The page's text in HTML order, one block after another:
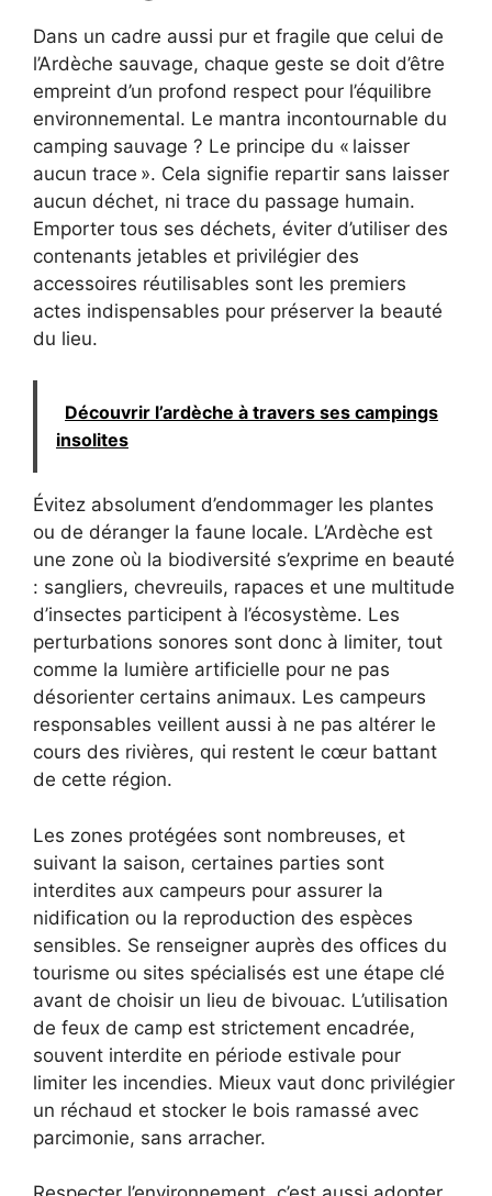
Dans un cadre aussi pur et fragile que celui de
l’Ardèche sauvage, chaque geste se doit d’être
empreint d’un profond respect pour l’équilibre
environnemental. Le mantra incontournable du
camping sauvage ? Le principe du « laisser
aucun trace ». Cela signifie repartir sans laisser
aucun déchet, ni trace du passage humain.
Emporter tous ses déchets, éviter d’utiliser des
contenants jetables et privilégier des
accessoires réutilisables sont les premiers
actes indispensables pour préserver la beauté
du lieu.
Découvrir l’ardèche à travers ses campings
insolites
Évitez absolument d’endommager les plantes
ou de déranger la faune locale. L’Ardèche est
une zone où la biodiversité s’exprime en beauté
: sangliers, chevreuils, rapaces et une multitude
d’insectes participent à l’écosystème. Les
perturbations sonores sont donc à limiter, tout
comme la lumière artificielle pour ne pas
désorienter certains animaux. Les campeurs
responsables veillent aussi à ne pas altérer le
cours des rivières, qui restent le cœur battant
de cette région.
Les zones protégées sont nombreuses, et
suivant la saison, certaines parties sont
interdites aux campeurs pour assurer la
nidification ou la reproduction des espèces
sensibles. Se renseigner auprès des offices du
tourisme ou sites spécialisés est une étape clé
avant de choisir un lieu de bivouac. L’utilisation
de feux de camp est strictement encadrée,
souvent interdite en période estivale pour
limiter les incendies. Mieux vaut donc privilégier
un réchaud et stocker le bois ramassé avec
parcimonie, sans arracher.